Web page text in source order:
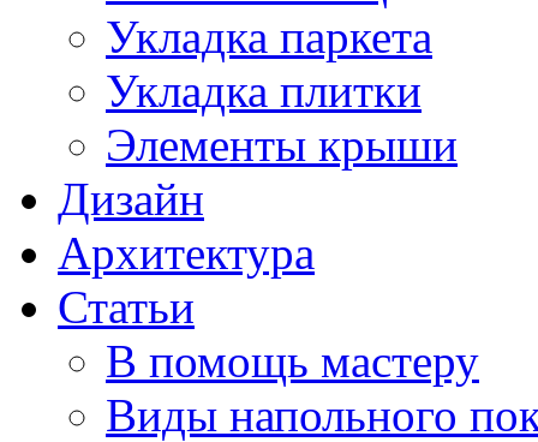
Укладка паркета
Укладка плитки
Элементы крыши
Дизайн
Архитектура
Статьи
В помощь мастеру
Виды напольного